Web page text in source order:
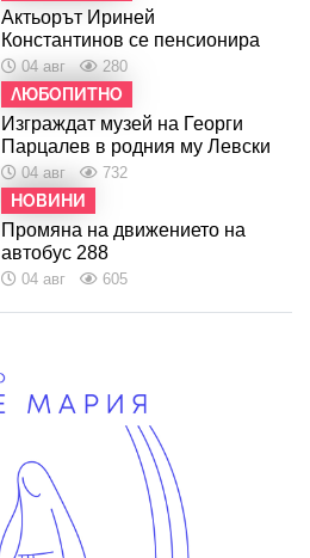
Актьорът Ириней
Константинов се пенсионира
04 авг 280
ЛЮБОПИТНО
Изграждат музей на Георги
Парцалев в родния му Левски
04 авг 732
НОВИНИ
Промяна на движението на
автобус 288
04 авг 605